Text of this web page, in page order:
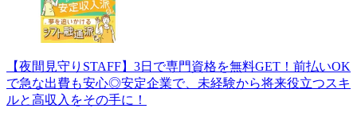
【夜間見守りSTAFF】3日で専門資格を無料GET！前払いOK
で急な出費も安心◎安定企業で、未経験から将来役立つスキ
ルと高収入をその手に！